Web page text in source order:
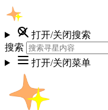
打开/关闭搜索
搜索
打开/关闭菜单